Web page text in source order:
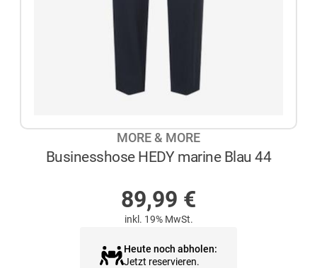
MORE & MORE
Businesshose HEDY marine Blau 44
89,99 €
inkl. 19% MwSt.
Heute noch abholen:
Jetzt reservieren.